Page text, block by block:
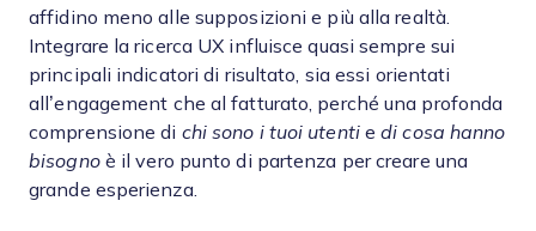
affidino meno alle supposizioni e più alla realtà.
Integrare la ricerca UX influisce quasi sempre sui
principali indicatori di risultato, sia essi orientati
all’engagement che al fatturato, perché una profonda
comprensione di chi sono i tuoi utentiedi cosa hanno
bisognoè il vero punto di partenza per creare una
grande esperienza.